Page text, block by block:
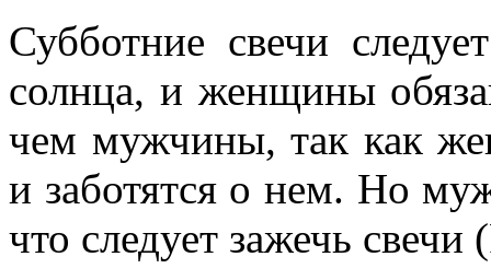
Субботние свечи
солнца, и женщины
чем мужчины, так как
и заботятся о нем. Но
что следует зажечь